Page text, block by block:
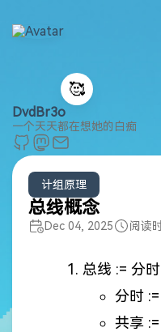
🥰
DvdBr3o
一个天天都在想她的白痴
计组原理
总线概念
Dec 04, 2025 阅读
总线 := 分
分时
共享